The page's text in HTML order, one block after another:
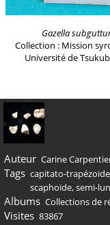
Gazella
Collection : Mission
Université de
Auteur Carine
Tags capitato-trapézoïde
scaphoïde,semi-
Albums Collections de
Visites 83867